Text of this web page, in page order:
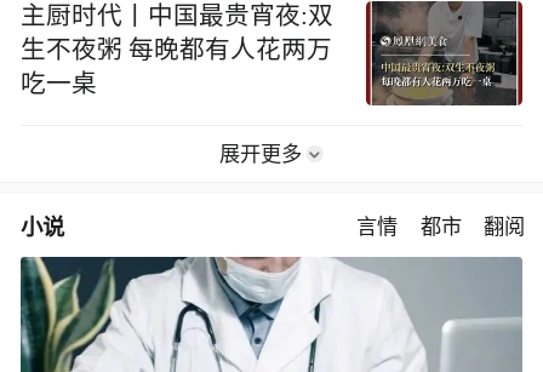
主厨时代丨中国最贵宵夜:双
生不夜粥 每晚都有人花两万
吃一桌
展开更多
小说 言情 都市 翻阅